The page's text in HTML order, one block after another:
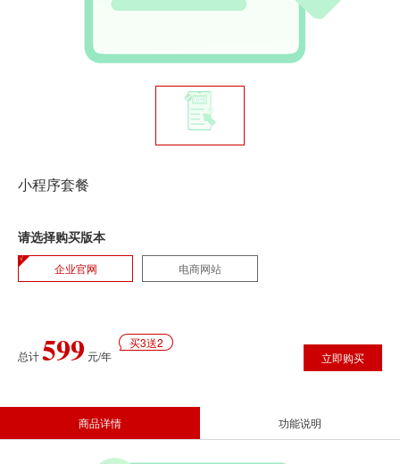
小程序套餐
请选择购买版本
企业官网 电商网站
总计599元/年
买3送2
立即购买
商品详情 功能说明